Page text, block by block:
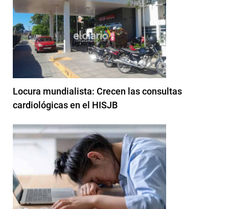
Locura mundialista: Crecen las consultas
cardiológicas en el HISJB